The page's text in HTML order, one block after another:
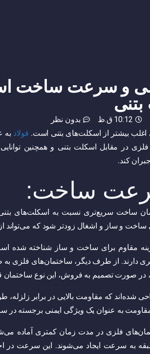
و سرعت ساخت
10:12 ق.ظ
بدون نظر
اغلب بیشتر از اسکلت‌های بتنی است. فولاد به
در مقابل اسکلت بتنی و همچنین
کند.
ساخت:
ساخت سریع‌تری نسبت به اسکلت‌های بتنی
ساخت و ساز و اشغال زودتر شود که می‌تواند
مقاوم برای ساخت و ساز شناخته شده‌
دارند. از طرف دیگر، ساختمان‌های فلزی به
در صورت تصمیم به فروش، این نوع ساختمان
شده‌اند که مقاومت بالایی در برابر
مقاومت به عنوان یک ویژگی ایمنی برجسته
فلزی در مدت زمان کمتری آماده
به سرعت ایجاد می‌شوند. این سرعت در